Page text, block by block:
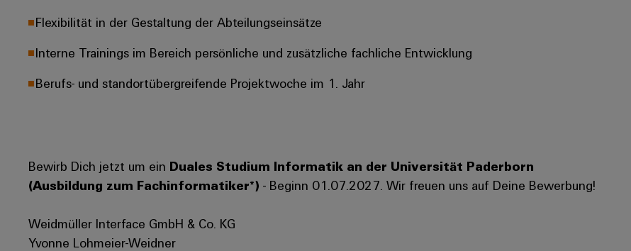
Flexibilität in der Gestaltung der Abteilungseinsätze
Interne Trainings im Bereich persönliche und zusätzliche fachliche Entwicklung
Berufs- und standortübergreifende Projektwoche im 1. Jahr
Bewirb Dich jetzt um ein Duales Studium Informatik an der Universität Paderborn
(Ausbildung zum Fachinformatiker*) - Beginn 01.07.2027. Wir freuen uns auf Deine Bewerbung!
Weidmüller Interface GmbH & Co. KG
Yvonne Lohmeier-Weidner